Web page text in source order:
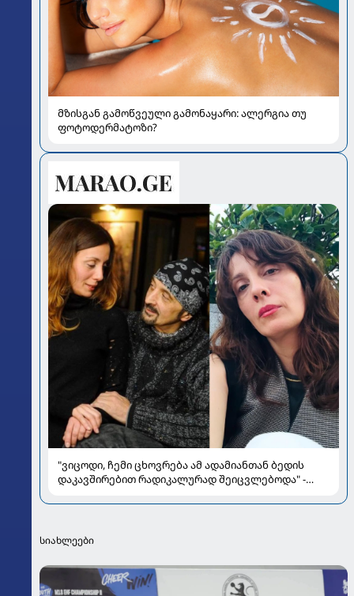
მზისგან გამოწვეული გამონაყარი: ალერგია თუ
ფოტოდერმატოზი?
"ვიცოდი, ჩემი ცხოვრება ამ ადამიანთან ბედის
დაკავშირებით რადიკალურად შეიცვლებოდა" -
ოჯახზე
სიახლეები